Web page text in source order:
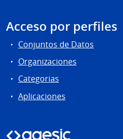
Acceso por perfiles
Conjuntos de Datos
Organizaciones
Categorias
Aplicaciones